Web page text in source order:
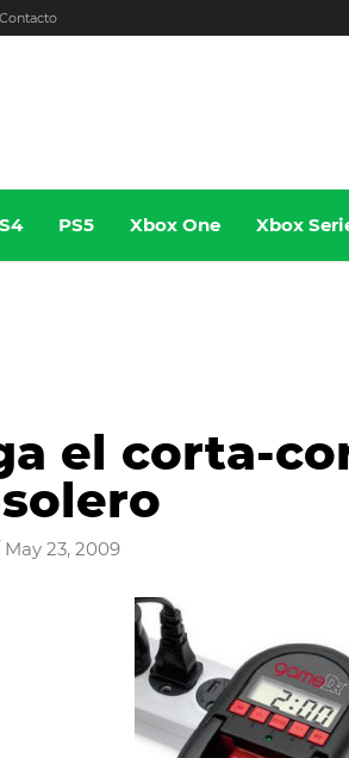
Contacto
PS5 Xbox One Xbox
el corta-
May 23, 2009